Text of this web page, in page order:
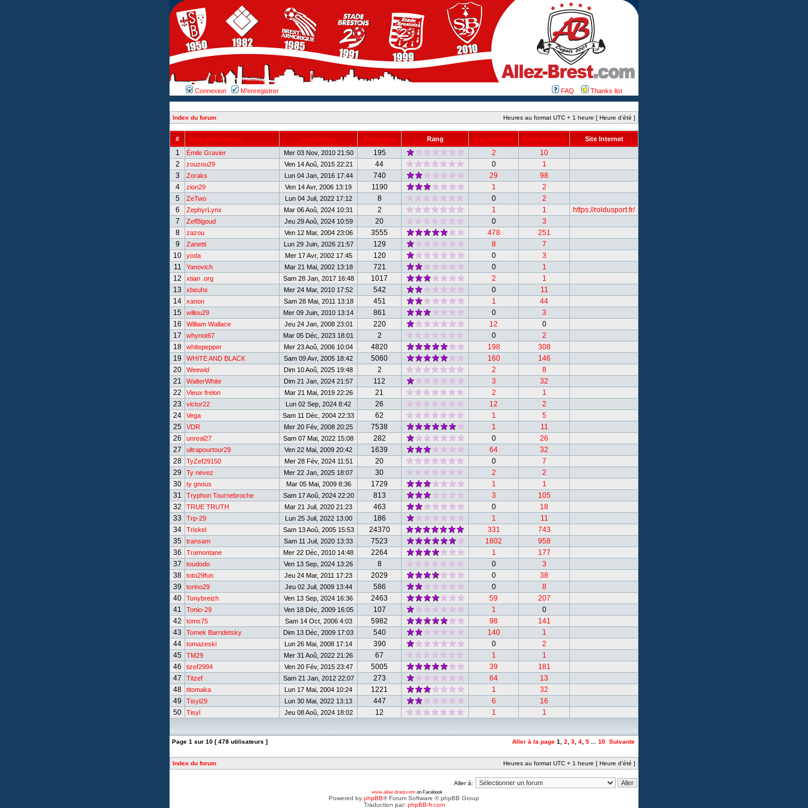
Connexion M’enregistrer FAQ Thanks list
Index du forum Heures au format UTC + 1 heure [ Heure d’été ]
# Nom d’utilisateur Inscription Messages Rang Has thanked Been thanked Site Internet
1 Émile Gravier Mer 03 Nov, 2010 21:50 195 2
10
2
zouzou29 Ven 14 Aoû, 2015 22:21 44 0
1
3
Zoraks Lun 04 Jan, 2016 17:44 740 29
98
4
zion29 Ven 14 Avr, 2006 13:19 1190 1
2
5
ZeTwo Lun 04 Juil, 2022 17:12 8 0
2
6
ZephyrLynx Mar 06 Aoû, 2024 10:31 2 1 1
https://roidusport.fr/
7
ZefBigoud Jeu 29 Aoû, 2024 10:59 20 0
3
8
zazou Ven 12 Mar, 2004 23:06 3555 478
251
9
Zanetti Lun 29 Juin, 2026 21:57 129 8
7
10
yoda Mer 17 Avr, 2002 17:45 120 0
3
11
Yanovich Mar 21 Mai, 2002 13:18 721 0
1
12
xtian .org Sam 28 Jan, 2017 16:48 1017 2
1
13
xbeuhx Mer 24 Mar, 2010 17:52 542 0
11
14
xanon Sam 28 Mai, 2011 13:18 451 1
44
15
willou29 Mer 09 Juin, 2010 13:14 861 0
3
16
William Wallace Jeu 24 Jan, 2008 23:01 220 12
0
17
whynot67 Mar 05 Déc, 2023 18:01 2 0
2
18
whitepepper Mer 23 Aoû, 2006 10:04 4820 198
308
19
WHITE AND BLACK Sam 09 Avr, 2005 18:42 5060 160
146
20
Weewid Dim 10 Aoû, 2025 19:48 2 2
8
21
WalterWhite Dim 21 Jan, 2024 21:57 112 3
32
22
Vieux frelon Mar 21 Mai, 2019 22:26 21 2
1
23
victor22 Lun 02 Sep, 2024 8:42 26 12
2
24
Vega Sam 11 Déc, 2004 22:33 62 1
5
25
VDR Mer 20 Fév, 2008 20:25 7538 1
11
26
unreal27 Sam 07 Mai, 2022 15:08 282 0
26
27
ultrapourtour29 Ven 22 Mai, 2009 20:42 1639 64
32
28
TyZef29150 Mer 28 Fév, 2024 11:51 20 0
7
29
Ty nevez Mer 22 Jan, 2025 18:07 30 2
2
30
ty gnous Mar 05 Mai, 2009 8:36 1729 1
1
31
Tryphon Tournebroche Sam 17 Aoû, 2024 22:20 813 3
105
32
TRUE TRUTH Mar 21 Juil, 2020 21:23 463 0
18
33
Trp-29 Lun 25 Juil, 2022 13:00 186 1
11
34
Triskel Sam 13 Aoû, 2005 15:53 24370 331
743
35
transam Sam 11 Juil, 2020 13:33 7523 1802
958
36
Tramontane Mer 22 Déc, 2010 14:48 2264 1
177
37
toudodo Ven 13 Sep, 2024 13:26 8 0
3
38
toto29fun Jeu 24 Mar, 2011 17:23 2029 0
38
39
torino29 Jeu 02 Juil, 2009 13:44 586 0
8
40
Tonybreizh Ven 13 Sep, 2024 16:36 2463 59
207
41
Tonio-29 Ven 18 Déc, 2009 16:05 107 1
0
42
toms75 Sam 14 Oct, 2006 4:03 5982 98
141
43
Tomek Barridetsky Dim 13 Déc, 2009 17:03 540 140
1
44
tomazeski Lun 26 Mai, 2008 17:14 390 0
2
45
TM29 Mer 31 Aoû, 2022 21:26 67 1
1
46
tizef2994 Ven 20 Fév, 2015 23:47 5005 39
181
47
Titzef Sam 21 Jan, 2012 22:07 273 64
13
48
titomaka Lun 17 Mai, 2004 10:24 1221 1
32
49
Tisyl29 Lun 30 Mai, 2022 13:13 447 6
16
50
Tisyl Jeu 08 Aoû, 2024 18:02 12 1 1
Page 1 sur 10 [ 478 utilisateurs ] Aller à la page 1 2 3 4 5 10 Suivante
Index du forum Heures au format UTC + 1 heure [ Heure d’été ]
Aller à:
www.allez-brest.com on Facebook
Powered by phpBB® Forum Software © phpBB Group
Traduction par: phpBB-fr.com